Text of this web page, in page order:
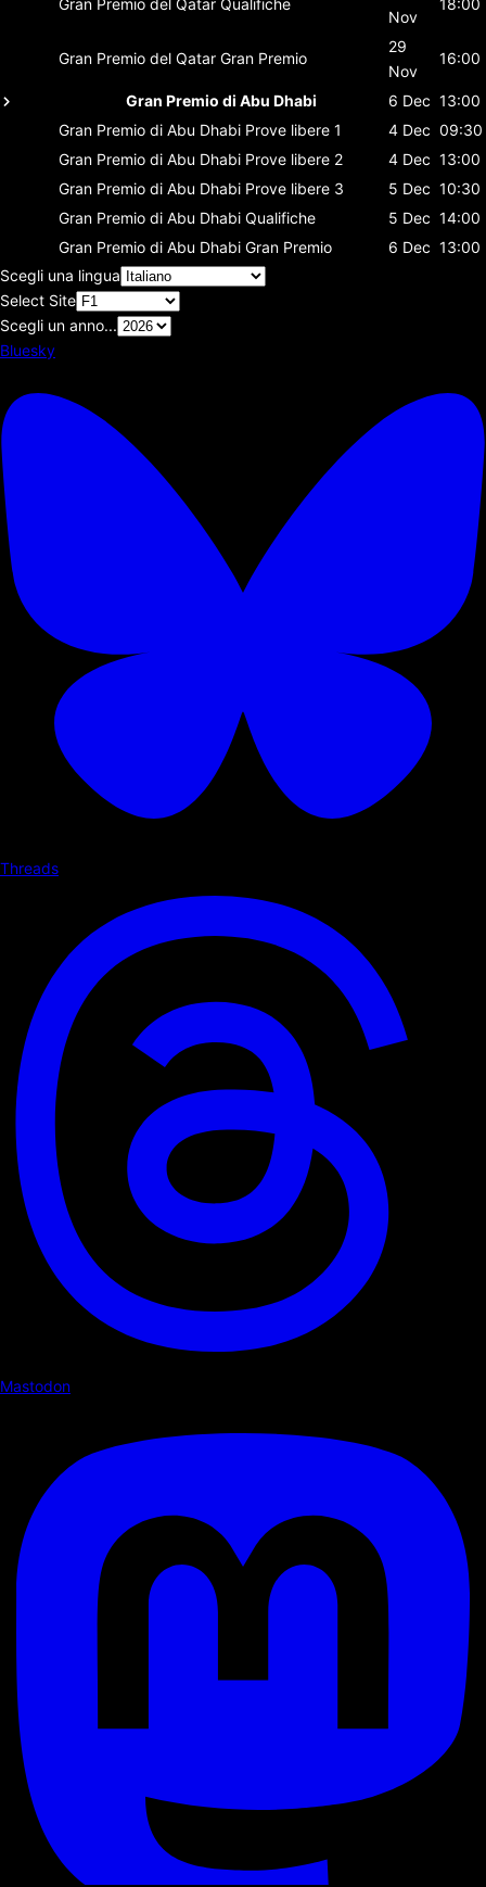
Nov
Gran Premio del Qatar Gran Premio
29
Nov
16:00
Gran Premio di Abu Dhabi 6 Dec 13:00
Gran Premio di Abu Dhabi Prove libere 1 4 Dec 09:30
Gran Premio di Abu Dhabi Prove libere 2 4 Dec 13:00
Gran Premio di Abu Dhabi Prove libere 3 5 Dec 10:30
Gran Premio di Abu Dhabi Qualifiche 5 Dec 14:00
Gran Premio di Abu Dhabi Gran Premio 6 Dec 13:00
Scegli una lingua
Select Site
Scegli un anno...
Bluesky
Threads
Mastodon